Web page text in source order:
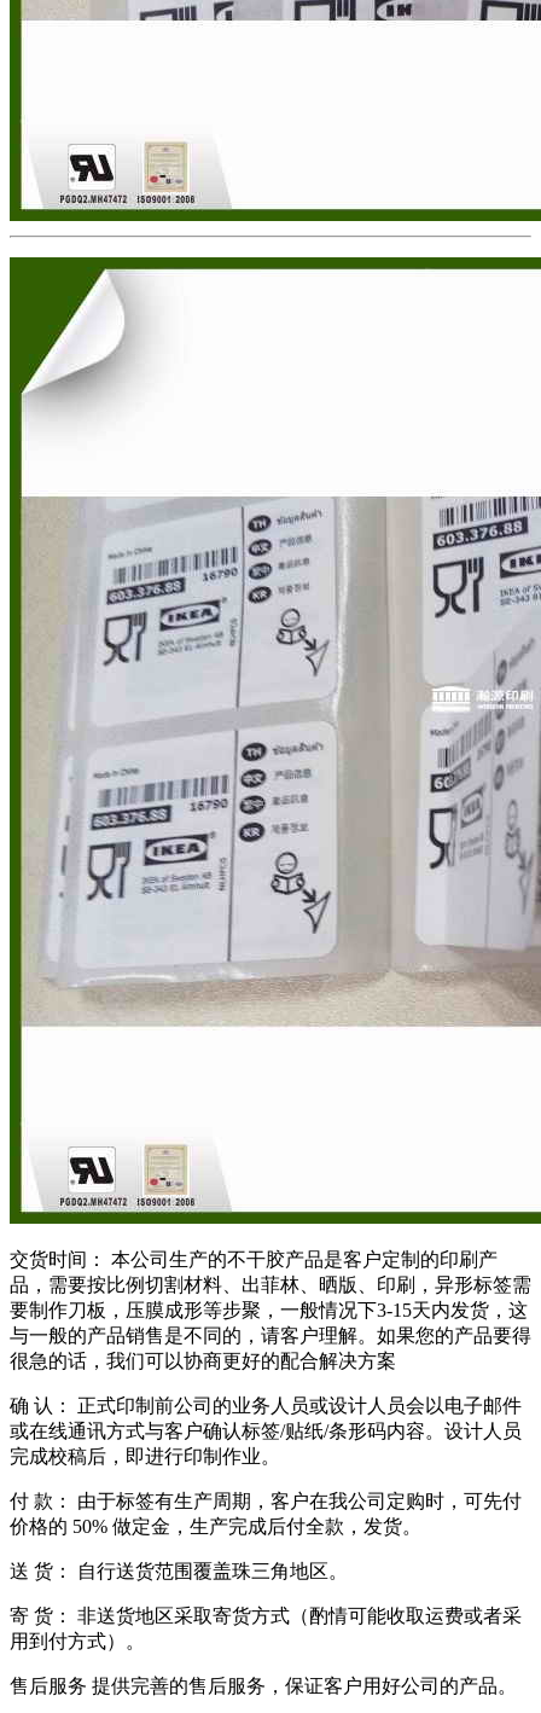
交货时间： 本公司生产的不干胶产品是客户定制的印刷产
品，需要按比例切割材料、出菲林、晒版、印刷，异形标签需
要制作刀板，压膜成形等步聚，一般情况下3-15天内发货，这
与一般的产品销售是不同的，请客户理解。如果您的产品要得
很急的话，我们可以协商更好的配合解决方案
确 认： 正式印制前公司的业务人员或设计人员会以电子邮件
或在线通讯方式与客户确认标签/贴纸/条形码内容。设计人员
完成校稿后，即进行印制作业。
付 款： 由于标签有生产周期，客户在我公司定购时，可先付
价格的 50% 做定金，生产完成后付全款，发货。
送 货： 自行送货范围覆盖珠三角地区。
寄 货： 非送货地区采取寄货方式（酌情可能收取运费或者采
用到付方式）。
售后服务 提供完善的售后服务，保证客户用好公司的产品。